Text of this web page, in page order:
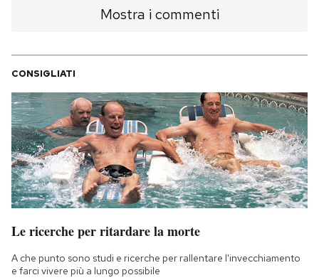
Mostra i commenti
CONSIGLIATI
Le ricerche per ritardare la morte
A che punto sono studi e ricerche per rallentare l'invecchiamento
e farci vivere più a lungo possibile